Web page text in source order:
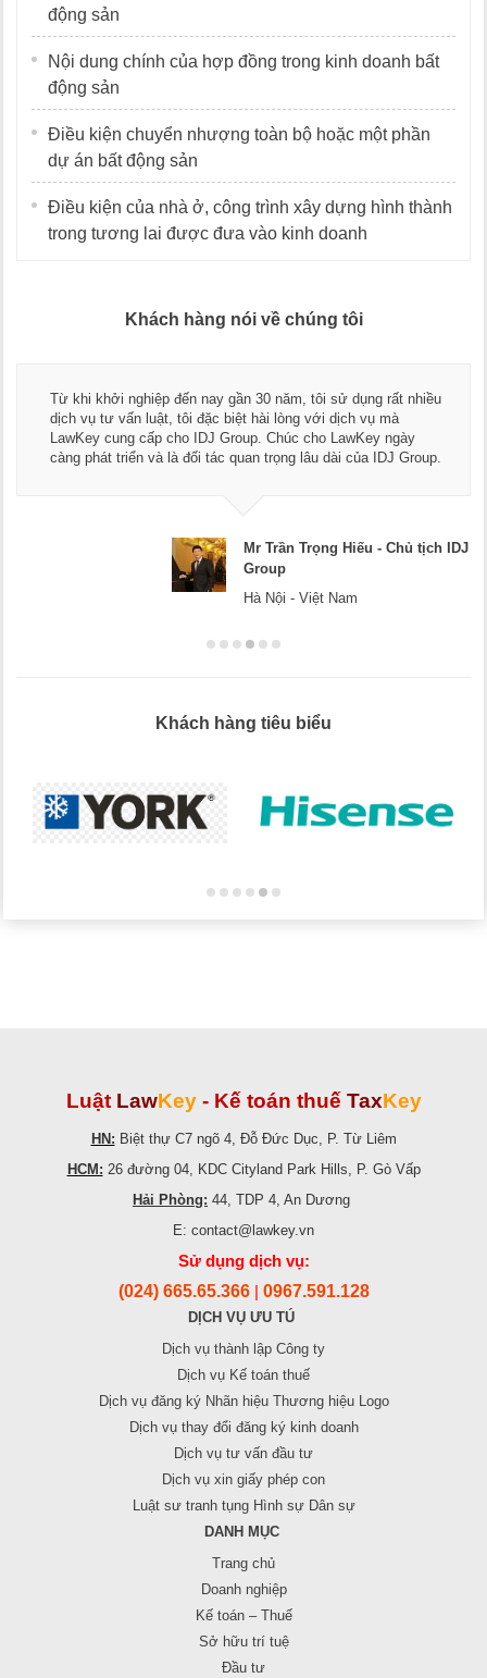
động sản
Nội dung chính của hợp đồng trong kinh doanh bất
động sản
Điều kiện chuyển nhượng toàn bộ hoặc một phần
dự án bất động sản
Điều kiện của nhà ở, công trình xây dựng hình thành
trong tương lai được đưa vào kinh doanh
Khách hàng nói về chúng tôi
Từ khi khởi nghiệp đến nay gần 30 năm, tôi sử dụng rất nhiều
dịch vụ tư vấn luật, tôi đặc biệt hài lòng với dịch vụ mà
LawKey cung cấp cho IDJ Group. Chúc cho LawKey ngày
càng phát triển và là đối tác quan trọng lâu dài của IDJ Group.
Mr Trần Trọng Hiếu - Chủ tịch IDJ
Group
Hà Nội - Việt Nam
Khách hàng tiêu biểu
Luật LawKey - Kế toán thuế TaxKey
HN: Biệt thự C7 ngõ 4, Đỗ Đức Dục, P. Từ Liêm
HCM: 26 đường 04, KDC Cityland Park Hills, P. Gò Vấp
Hải Phòng: 44, TDP 4, An Dương
E: contact@lawkey.vn
Sử dụng dịch vụ:
(024) 665.65.366 0967.591.128
DỊCH VỤ ƯU TÚ
Dịch vụ thành lập Công ty
Dịch vụ Kế toán thuế
Dịch vụ đăng ký Nhãn hiệu Thương hiệu Logo
Dịch vụ thay đổi đăng ký kinh doanh
Dịch vụ tư vấn đầu tư
Dịch vụ xin giấy phép con
Luật sư tranh tụng Hình sự Dân sự
DANH MỤC
Trang chủ
Doanh nghiệp
Kế toán – Thuế
Sở hữu trí tuệ
Đầu tư